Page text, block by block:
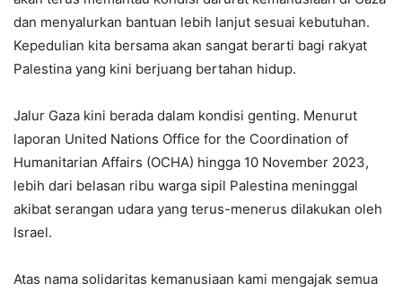
dan menyalurkan bantuan lebih lanjut sesuai kebutuhan.
Kepedulian kita bersama akan sangat berarti bagi rakyat
Palestina yang kini berjuang bertahan hidup.
Jalur Gaza kini berada dalam kondisi genting. Menurut
laporan United Nations Office for the Coordination of
Humanitarian Affairs (OCHA) hingga 10 November 2023,
lebih dari belasan ribu warga sipil Palestina meninggal
akibat serangan udara yang terus-menerus dilakukan oleh
Israel.
Atas nama solidaritas kemanusiaan kami mengajak semua